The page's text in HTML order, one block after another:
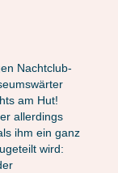
Nachtclub-
am Hut!
allerdings
ihm ein ganz
wird: